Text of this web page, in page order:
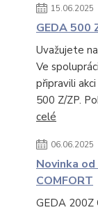
15.06.2025
GEDA 500
Uvažujete
Ve
připravili
500 Z/ZP.
celé
06.06.2025
Novinka od
COMFORT
GEDA 200Z